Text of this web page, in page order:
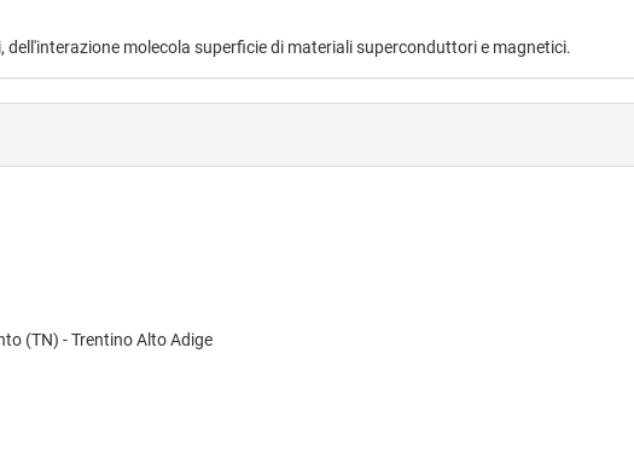
dell'interazione molecola superficie di materiali superconduttori e magnetici.
(TN) - Trentino Alto Adige